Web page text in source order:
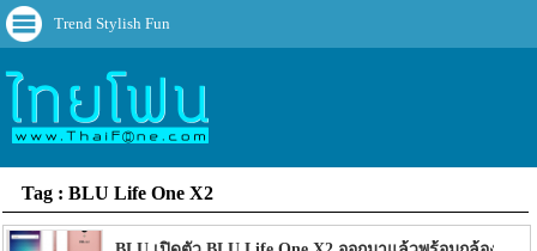
Trend Stylish Fun
Tag : BLU Life One X2